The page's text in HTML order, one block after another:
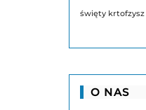
święty krtofzysz
O NAS